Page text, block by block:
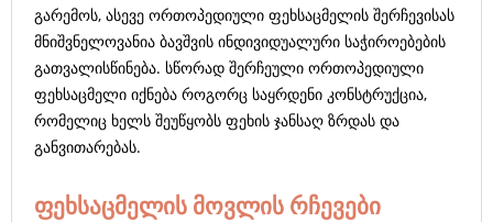
გარემოს, ასევე ორთოპედიული ფეხსაცმელის შერჩევისას
მნიშვნელოვანია ბავშვის ინდივიდუალური საჭიროებების
გათვალისწინება. სწორად შერჩეული ორთოპედიული
ფეხსაცმელი იქნება როგორც საყრდენი კონსტრუქცია,
რომელიც ხელს შეუწყობს ფეხის ჯანსაღ ზრდას და
განვითარებას.
ფეხსაცმელის მოვლის რჩევები